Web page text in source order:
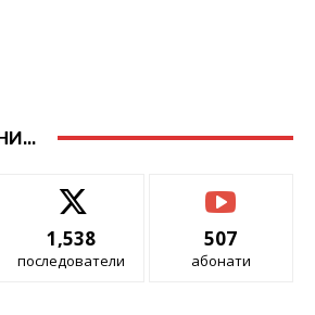
1,538
последователи
507
абонати